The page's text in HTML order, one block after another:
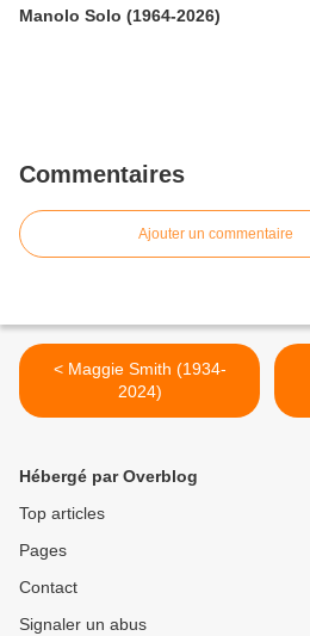
Manolo Solo (1964-2026)
Commentaires
Ajouter un commentaire
< Maggie Smith (1934-
2024)
Hébergé par Overblog
Top articles
Pages
Contact
Signaler un abus